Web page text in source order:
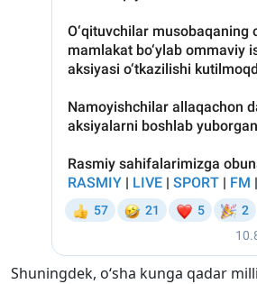
Shuningdek, o‘sha kunga qadar